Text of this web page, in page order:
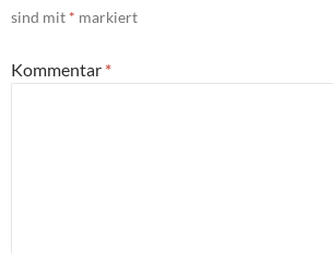
sind mit * markiert
Kommentar *